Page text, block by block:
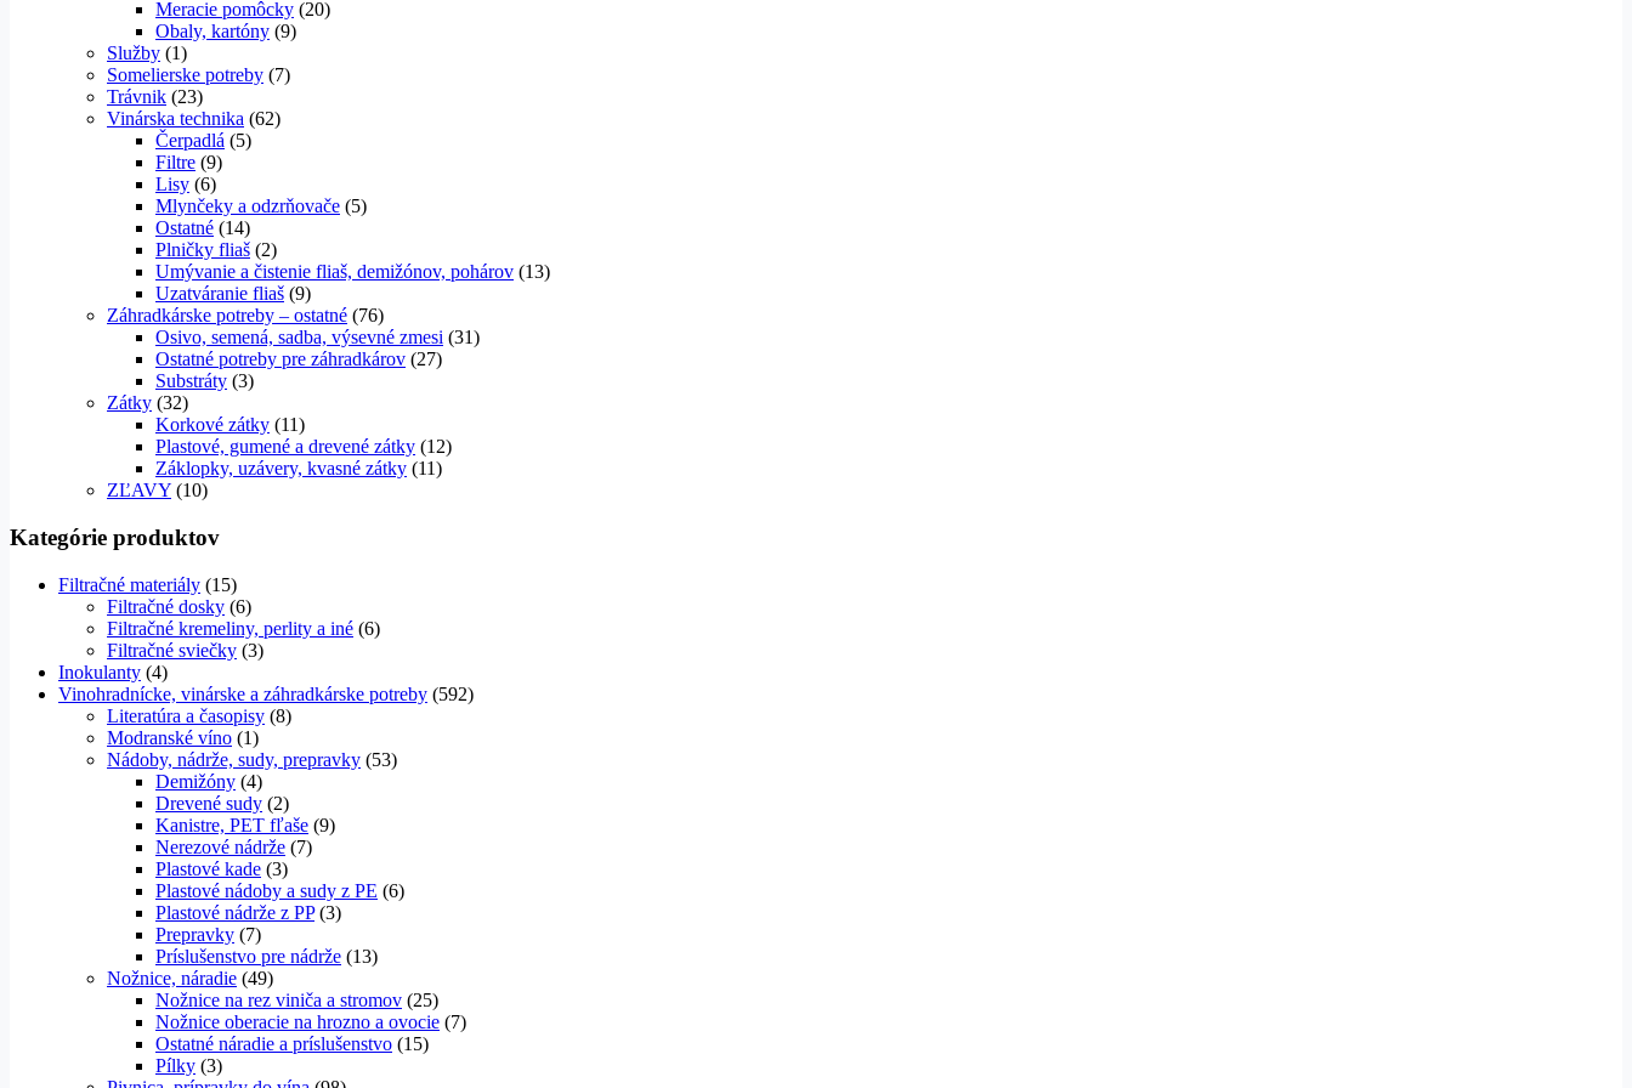
Meracie pomôcky (20)
Obaly, kartóny (9)
Služby (1)
Somelierske potreby (7)
Trávnik (23)
Vinárska technika (62)
Čerpadlá (5)
Filtre (9)
Lisy (6)
Mlynčeky a odzrňovače (5)
Ostatné (14)
Plničky fliaš (2)
Umývanie a čistenie fliaš, demižónov, pohárov (13)
Uzatváranie fliaš (9)
Záhradkárske potreby – ostatné (76)
Osivo, semená, sadba, výsevné zmesi (31)
Ostatné potreby pre záhradkárov (27)
Substráty (3)
Zátky (32)
Korkové zátky (11)
Plastové, gumené a drevené zátky (12)
Záklopky, uzávery, kvasné zátky (11)
ZĽAVY (10)
Kategórie produktov
Filtračné materiály (15)
Filtračné dosky (6)
Filtračné kremeliny, perlity a iné (6)
Filtračné sviečky (3)
Inokulanty (4)
Vinohradnícke, vinárske a záhradkárske potreby (592)
Literatúra a časopisy (8)
Modranské víno (1)
Nádoby, nádrže, sudy, prepravky (53)
Demižóny (4)
Drevené sudy (2)
Kanistre, PET fľaše (9)
Nerezové nádrže (7)
Plastové kade (3)
Plastové nádoby a sudy z PE (6)
Plastové nádrže z PP (3)
Prepravky (7)
Príslušenstvo pre nádrže (13)
Nožnice, náradie (49)
Nožnice na rez viniča a stromov (25)
Nožnice oberacie na hrozno a ovocie (7)
Ostatné náradie a príslušenstvo (15)
Pílky (3)